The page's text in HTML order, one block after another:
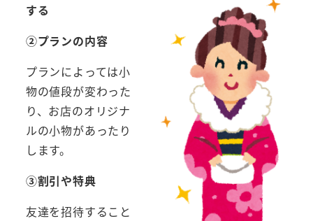
する
②プランの内容
プランによっては小
物の値段が変わった
り、お店のオリジナ
ルの小物があったり
します。
③割引や特典
友達を招待すること